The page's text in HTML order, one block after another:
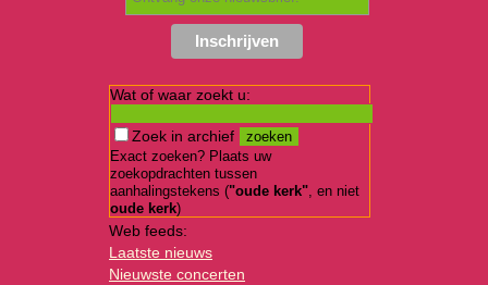
Wat of waar zoekt u:
Zoek in archief
Exact zoeken? Plaats uw
zoekopdrachten tussen
aanhalingstekens ("oude kerk", en niet
oude kerk)
Web feeds:
Laatste nieuws
Nieuwste concerten